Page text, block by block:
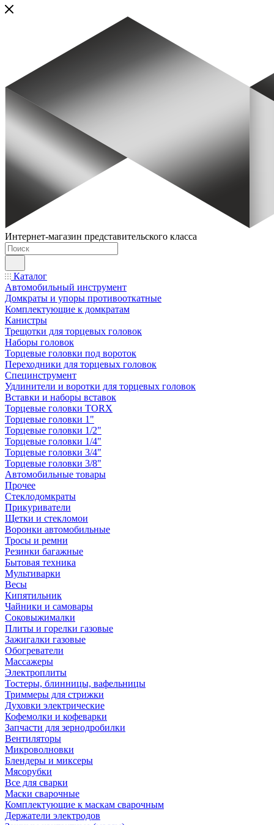
Интернет-магазин представительского класса
Каталог
Автомобильный инструмент
Домкраты и упоры противооткатные
Комплектующие к домкратам
Канистры
Трещотки для торцевых головок
Наборы головок
Торцевые головки под вороток
Переходники для торцевых головок
Специнструмент
Удлинители и воротки для торцевых головок
Вставки и наборы вставок
Торцевые головки TORX
Торцевые головки 1"
Торцевые головки 1/2"
Торцевые головки 1/4"
Торцевые головки 3/4"
Торцевые головки 3/8"
Автомобильные товары
Прочее
Стеклодомкраты
Прикуриватели
Щетки и стекломои
Воронки автомобильные
Тросы и ремни
Резинки багажные
Бытовая техника
Мультиварки
Весы
Кипятильник
Чайники и самовары
Соковыжималки
Плиты и горелки газовые
Зажигалки газовые
Обогреватели
Массажеры
Электроплиты
Тостеры, блинницы, вафельницы
Триммеры для стрижки
Духовки электрические
Кофемолки и кофеварки
Запчасти для зернодробилки
Вентиляторы
Микроволновки
Блендеры и миксеры
Мясорубки
Все для сварки
Маски сварочные
Комплектующие к маскам сварочным
Держатели электродов